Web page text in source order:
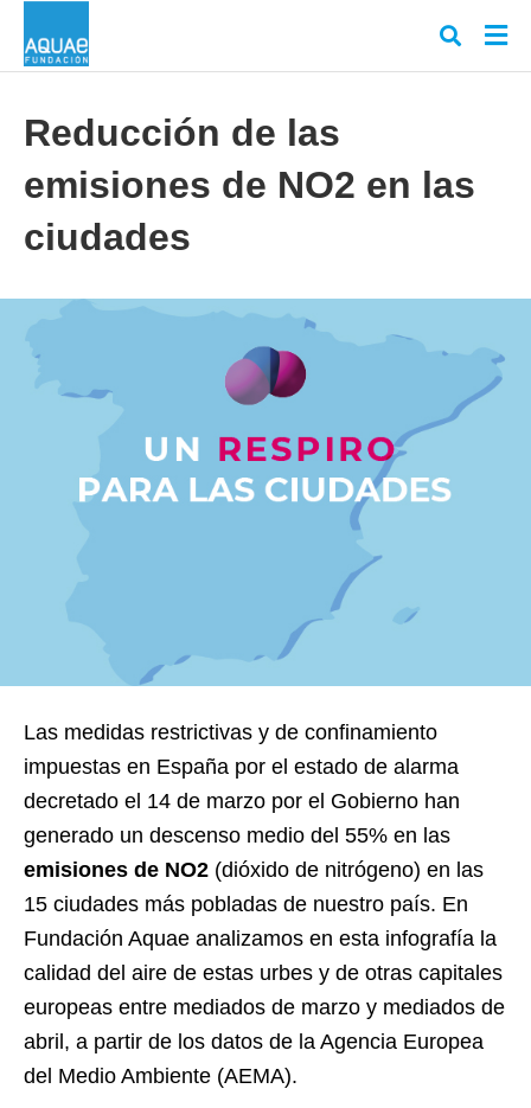
Reducción de las
emisiones de NO2 en las
ciudades
Las medidas restrictivas y de confinamiento
impuestas en España por el estado de alarma
decretado el 14 de marzo por el Gobierno han
generado un descenso medio del 55% en las
emisiones de NO2 (dióxido de nitrógeno) en las
15 ciudades más pobladas de nuestro país. En
Fundación Aquae analizamos en esta infografía la
calidad del aire de estas urbes y de otras capitales
europeas entre mediados de marzo y mediados de
abril, a partir de los datos de la Agencia Europea
del Medio Ambiente (AEMA).